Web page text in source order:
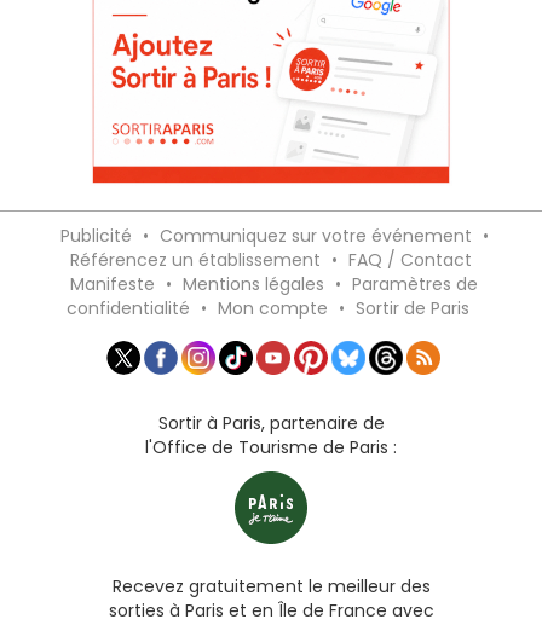
Publicité • Communiquez sur votre événement •
Référencez un établissement • FAQ / Contact
Manifeste • Mentions légales • Paramètres de
confidentialité • Mon compte • Sortir de Paris
Sortir à Paris, partenaire de
l'Office de Tourisme de Paris :
Recevez gratuitement le meilleur des
sorties à Paris et en Île de France avec